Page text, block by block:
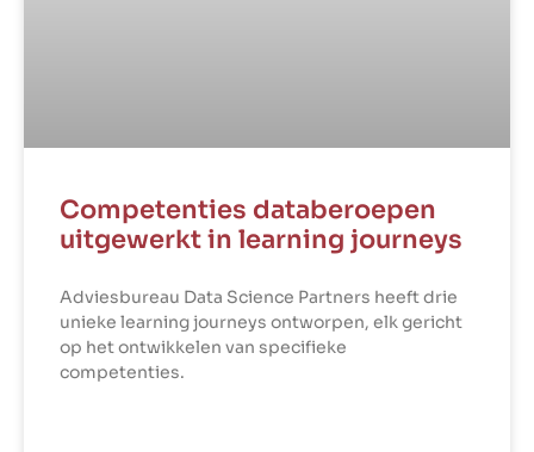
Competenties databeroepen
uitgewerkt in learning journeys
Adviesbureau Data Science Partners heeft drie
unieke learning journeys ontworpen, elk gericht
op het ontwikkelen van specifieke
competenties.